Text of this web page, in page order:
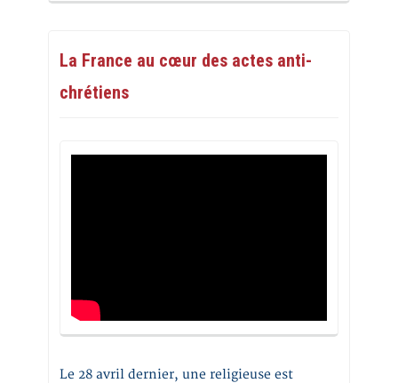
La France au cœur des actes anti-
chrétiens
Le 28 avril dernier, une religieuse est